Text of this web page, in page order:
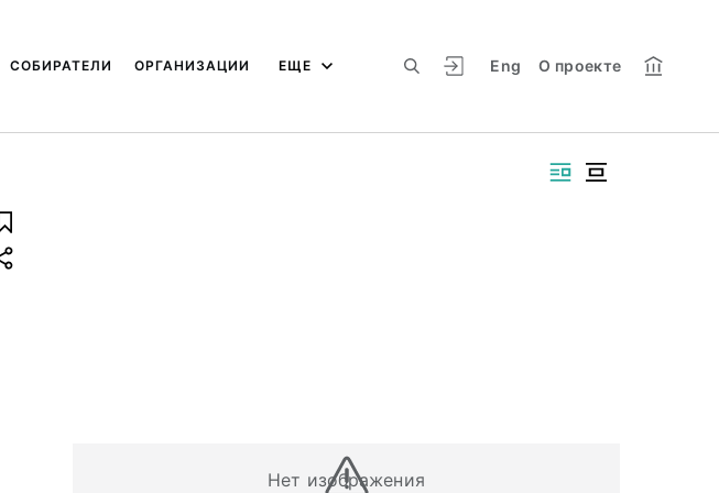
Eng О проекте
СОБИРАТЕЛИ ОРГАНИЗАЦИИ ЕЩЕ
Нет изображения